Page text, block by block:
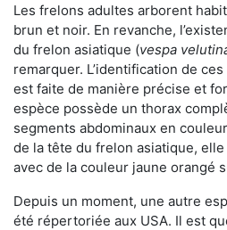
Les frelons adultes arborent
brun et noir. En revanche,
du frelon asiatique (vespa
remarquer. L’identification de
est faite de manière précise et
espèce possède un thorax
segments abdominaux en
de la tête du frelon asiatique,
avec de la couleur jaune orangé
Depuis un moment, une autre
été répertoriée aux USA. Il est